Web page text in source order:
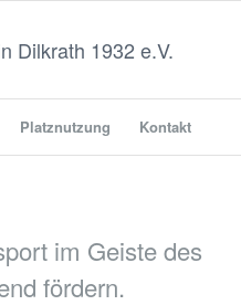
Platznutzung Kontakt
im Geiste des
fördern.